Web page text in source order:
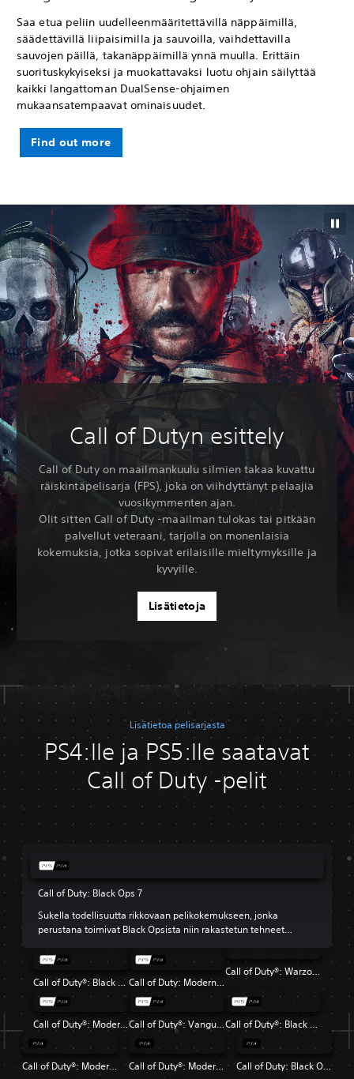
Saa etua peliin uudelleenmääritettävillä näppäimillä,
säädettävillä liipaisimilla ja sauvoilla, vaihdettavilla
sauvojen päillä, takanäppäimillä ynnä muulla. Erittäin
suorituskykyiseksi ja muokattavaksi luotu ohjain säilyttää
kaikki langattoman DualSense-ohjaimen
mukaansatempaavat ominaisuudet.
Find out more
Call of Dutyn esittely
Call of Duty on maailmankuulu silmien takaa kuvattu
räiskintäpelisarja (FPS), joka on viihdyttänyt pelaajia
vuosikymmenten ajan.
Olit sitten Call of Duty -maailman tulokas tai pitkään
palvellut veteraani, tarjolla on monenlaisia
kokemuksia, jotka sopivat erilaisille mieltymyksille ja
kyvyille.
Lisätietoja
Lisätietoa pelisarjasta
PS4:lle ja PS5:lle saatavat
Call of Duty -pelit
Call of Duty: Black Ops 7
Sukella todellisuutta rikkovaan pelikokemukseen, jonka
perustana toimivat Black Opsista niin rakastetun tehneet
Call of Duty®: Black Ops 6 Call of Duty: Modern Warfare III
Call of Duty®: Warzone™
Call of Duty®: Modern Warfare® II Call of Duty®: Vanguard Call of Duty®: Black Ops Cold War
Call of Duty®: Modern Warfare® Call of Duty®: Modern Warfare® 2 Campaign Remastered Call of Duty: Black Ops 4